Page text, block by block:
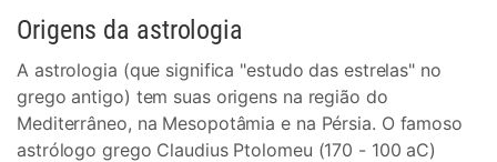
Origens da astrologia
A astrologia (que significa "estudo das estrelas" no
grego antigo) tem suas origens na região do
Mediterrâneo, na Mesopotâmia e na Pérsia. O famoso
astrólogo grego Claudius Ptolomeu (170 - 100 aC)